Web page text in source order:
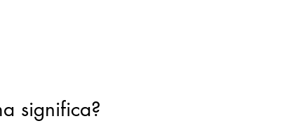
significa?